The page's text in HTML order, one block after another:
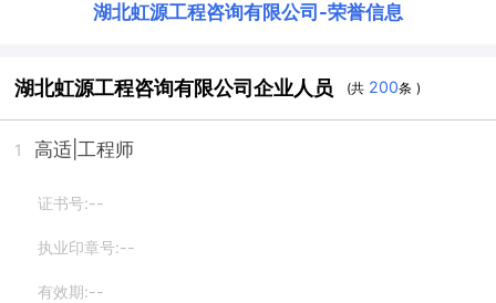
湖北虹源工程咨询有限公司 -荣誉信息
湖北虹源工程咨询有限公司企业人员 (共 200条 )
1 高适 |工程师
证书号:--
执业印章号:--
有效期:--